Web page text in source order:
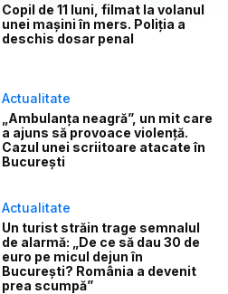
Copil de 11 luni, filmat la volanul
unei mașini în mers. Poliția a
deschis dosar penal
Actualitate
„Ambulanța neagră”, un mit care
a ajuns să provoace violență.
Cazul unei scriitoare atacate în
București
Actualitate
Un turist străin trage semnalul
de alarmă: „De ce să dau 30 de
euro pe micul dejun în
București? România a devenit
prea scumpă”